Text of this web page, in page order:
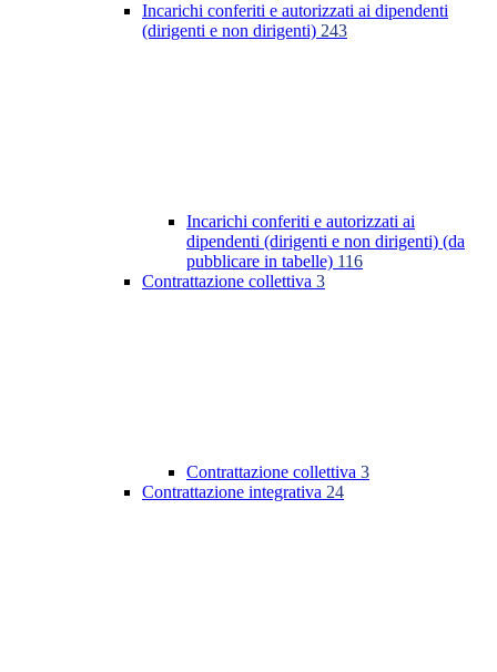
Incarichi conferiti e autorizzati ai dipendenti
(dirigenti e non dirigenti) 243
Incarichi conferiti e autorizzati ai
dipendenti (dirigenti e non dirigenti) (da
pubblicare in tabelle) 116
Contrattazione collettiva 3
Contrattazione collettiva 3
Contrattazione integrativa 24